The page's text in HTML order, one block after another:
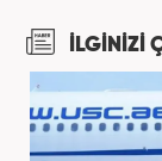
İLGİNİZİ